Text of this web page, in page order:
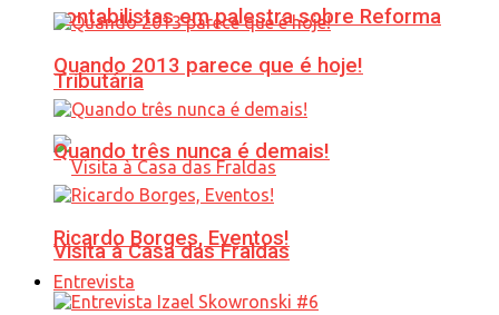
contabilistas em palestra sobre Reforma
Tributária
Visita à Casa das Fraldas
Quando 2013 parece que é hoje!
Quando três nunca é demais!
Ricardo Borges, Eventos!
Entrevista